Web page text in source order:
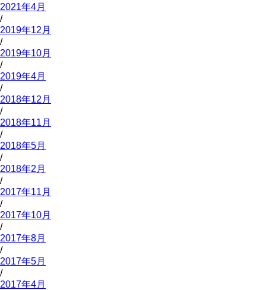
2021年4月
/
2019年12月
/
2019年10月
/
2019年4月
/
2018年12月
/
2018年11月
/
2018年5月
/
2018年2月
/
2017年11月
/
2017年10月
/
2017年8月
/
2017年5月
/
2017年4月